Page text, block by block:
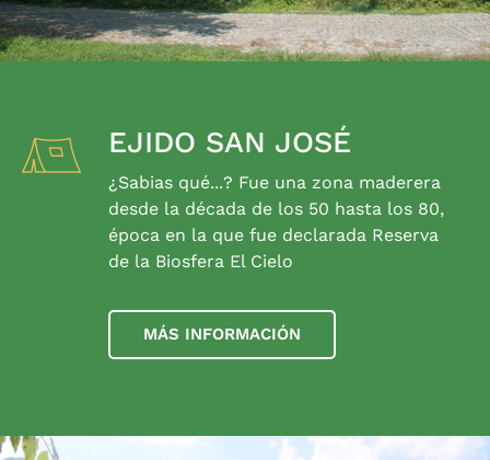
EJIDO SAN JOSÉ
¿Sabias qué...? Fue una zona maderera
desde la década de los 50 hasta los 80,
época en la que fue declarada Reserva
de la Biosfera El Cielo
MÁS INFORMACIÓN